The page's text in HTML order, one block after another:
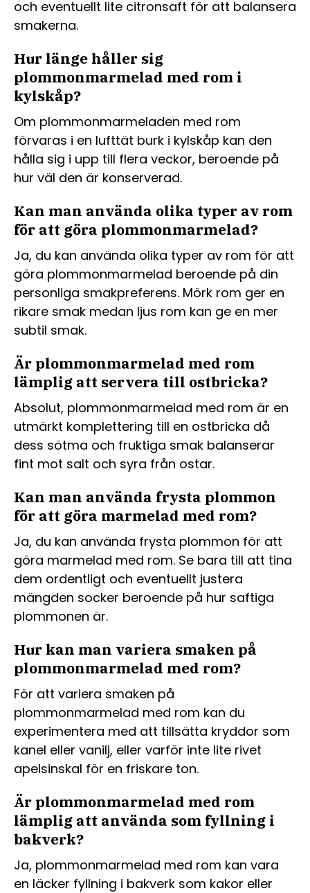
och eventuellt lite citronsaft för att balansera
smakerna.
Hur länge håller sig
plommonmarmelad med rom i
kylskåp?
Om plommonmarmeladen med rom
förvaras i en lufttät burk i kylskåp kan den
hålla sig i upp till flera veckor, beroende på
hur väl den är konserverad.
Kan man använda olika typer av rom
för att göra plommonmarmelad?
Ja, du kan använda olika typer av rom för att
göra plommonmarmelad beroende på din
personliga smakpreferens. Mörk rom ger en
rikare smak medan ljus rom kan ge en mer
subtil smak.
Är plommonmarmelad med rom
lämplig att servera till ostbricka?
Absolut, plommonmarmelad med rom är en
utmärkt komplettering till en ostbricka då
dess sötma och fruktiga smak balanserar
fint mot salt och syra från ostar.
Kan man använda frysta plommon
för att göra marmelad med rom?
Ja, du kan använda frysta plommon för att
göra marmelad med rom. Se bara till att tina
dem ordentligt och eventuellt justera
mängden socker beroende på hur saftiga
plommonen är.
Hur kan man variera smaken på
plommonmarmelad med rom?
För att variera smaken på
plommonmarmelad med rom kan du
experimentera med att tillsätta kryddor som
kanel eller vanilj, eller varför inte lite rivet
apelsinskal för en friskare ton.
Är plommonmarmelad med rom
lämplig att använda som fyllning i
bakverk?
Ja, plommonmarmelad med rom kan vara
en läcker fyllning i bakverk som kakor eller